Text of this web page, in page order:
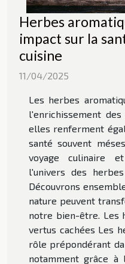
Herbes
impact sur la
cuisine
11/04/2025
Les herbes
l'enrichissement
elles renferment
santé souvent
voyage culinaire
l'univers des
Découvrons
nature peuvent
notre bien-être. Les
vertus cachées Les
rôle prépondérant
notamment grâce à